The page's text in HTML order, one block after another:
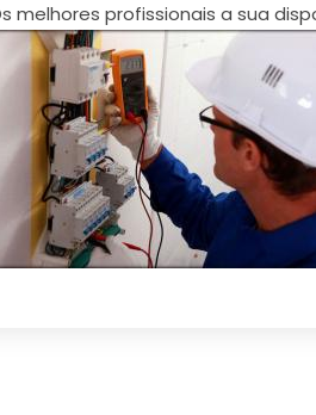
melhores profissionais a sua